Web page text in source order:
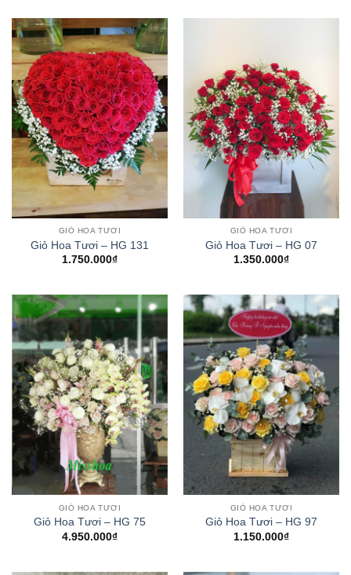
GIỎ HOA TƯƠI
Giỏ Hoa Tươi – HG 131
1.750.000₫
GIỎ HOA TƯƠI
Giỏ Hoa Tươi – HG 07
1.350.000₫
GIỎ HOA TƯƠI
Giỏ Hoa Tươi – HG 75
4.950.000₫
GIỎ HOA TƯƠI
Giỏ Hoa Tươi – HG 97
1.150.000₫